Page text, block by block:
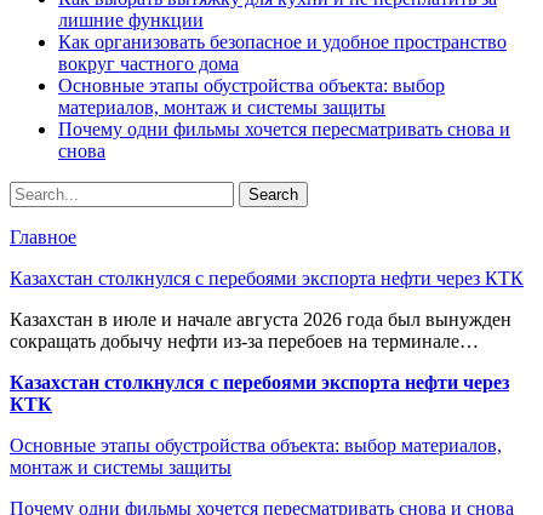
лишние функции
Как организовать безопасное и удобное пространство
вокруг частного дома
Основные этапы обустройства объекта: выбор
материалов, монтаж и системы защиты
Почему одни фильмы хочется пересматривать снова и
снова
Главное
Казахстан столкнулся с перебоями экспорта нефти через КТК
Казахстан в июле и начале августа 2026 года был вынужден
сокращать добычу нефти из-за перебоев на терминале…
Казахстан столкнулся с перебоями экспорта нефти через
КТК
Основные этапы обустройства объекта: выбор материалов,
монтаж и системы защиты
Почему одни фильмы хочется пересматривать снова и снова